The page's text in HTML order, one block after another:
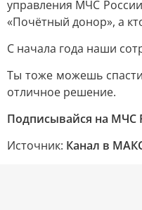
управления МЧС
«Почётный донор», а
С начала года наши
Ты тоже можешь
отличное решение.
Подписывайся на МЧС
Источник: Канал в